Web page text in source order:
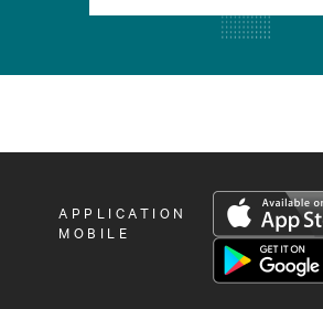
OUVRIR
LE
APPLICATION
MOBILE